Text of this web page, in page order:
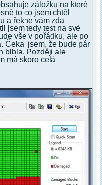
záložku na které
to co jsem chtěl
a řekne vám zda
jsem tedy test na své
vše v pořádku, ale po
Čekal jsem, že bude pár
blbla. Později ale
má skoro celá